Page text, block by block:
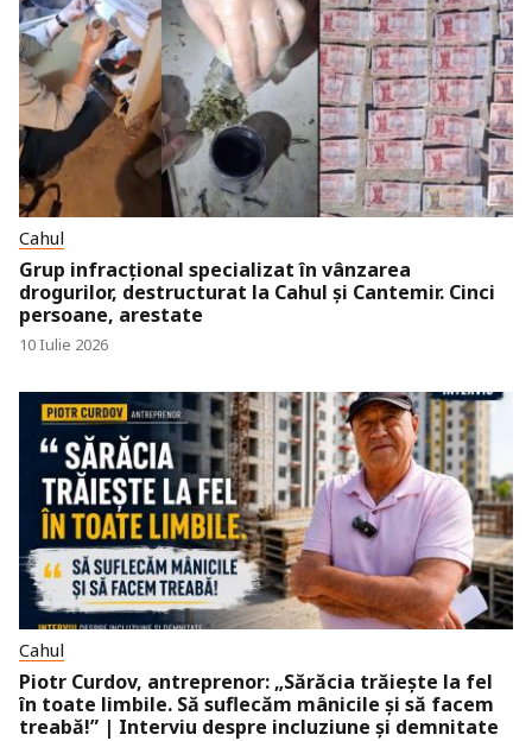
Cahul
Grup infracțional specializat în vânzarea
drogurilor, destructurat la Cahul și Cantemir. Cinci
persoane, arestate
10 Iulie 2026
Cahul
Piotr Curdov, antreprenor: „Sărăcia trăiește la fel
în toate limbile. Să suflecăm mânicile și să facem
treabă!” | Interviu despre incluziune și demnitate